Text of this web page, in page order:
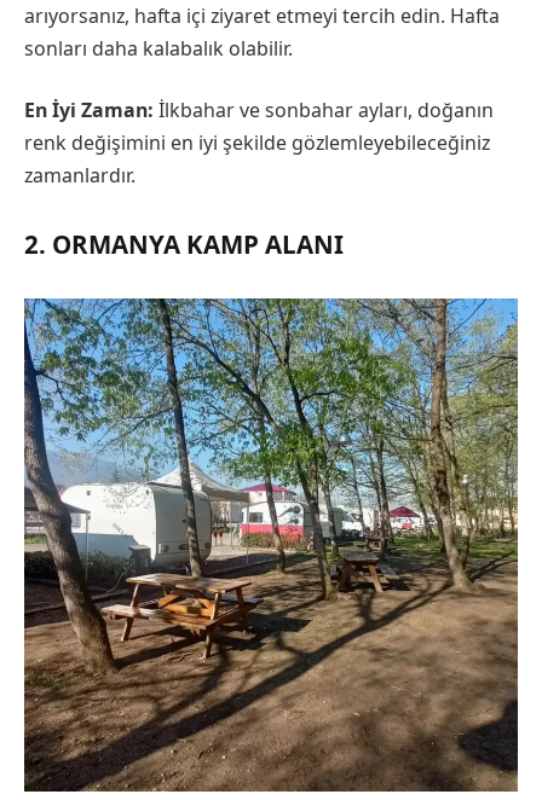
arıyorsanız, hafta içi ziyaret etmeyi tercih edin. Hafta
sonları daha kalabalık olabilir.
En İyi Zaman: İlkbahar ve sonbahar ayları, doğanın
renk değişimini en iyi şekilde gözlemleyebileceğiniz
zamanlardır.
2. ORMANYA KAMP ALANI